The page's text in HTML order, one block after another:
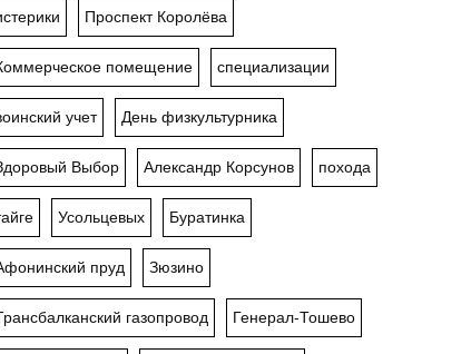
Проспект Королёва
помещение специализации
учет День физкультурника
Выбор Александр Корсунов похода
Усольцевых Буратинка
пруд Зюзино
газопровод Генерал-Тошево